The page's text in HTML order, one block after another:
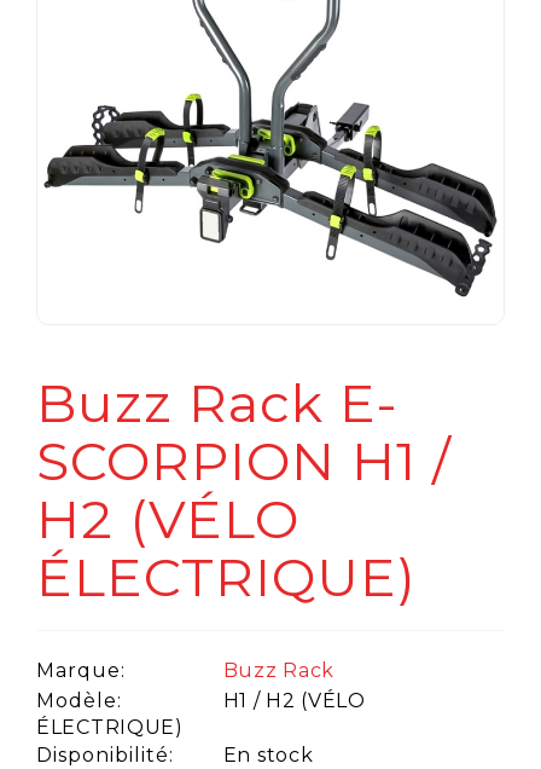
Buzz Rack E-
SCORPION H1 /
H2 (VÉLO
ÉLECTRIQUE)
Marque:
Buzz Rack
Modèle:
H1 / H2 (VÉLO
ÉLECTRIQUE)
Disponibilité:
En stock